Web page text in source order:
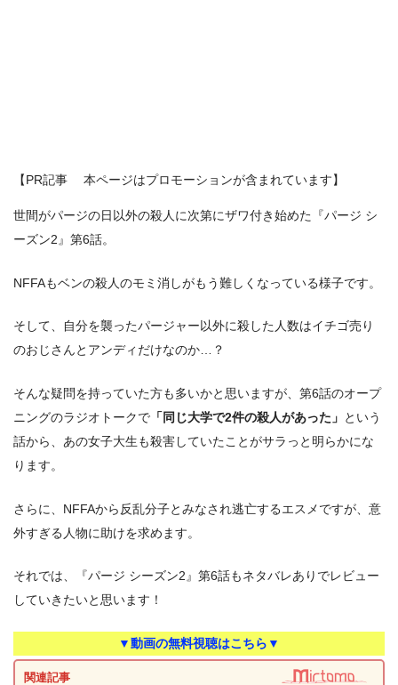
【PR記事 本ページはプロモーションが含まれています】
世間がパージの日以外の殺人に次第にザワ付き始めた『パージ シ
ーズン2』第6話。
NFFAもベンの殺人のモミ消しがもう難しくなっている様子です。
そして、自分を襲ったパージャー以外に殺した人数はイチゴ売り
のおじさんとアンディだけなのか…？
そんな疑問を持っていた方も多いかと思いますが、第6話のオープ
ニングのラジオトークで 「同じ大学で2件の殺人があった」 という
話から、あの女子大生も殺害していたことがサラっと明らかにな
ります。
さらに、NFFAから反乱分子とみなされ逃亡するエスメですが、意
外すぎる人物に助けを求めます。
それでは、『パージ シーズン2』第6話もネタバレありでレビュー
していきたいと思います！
▼動画の無料視聴はこちら▼
関連記事